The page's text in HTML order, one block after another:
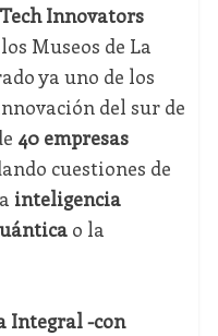
Tech Innovators
Museos de La
ya uno de los
del sur de
40 empresas
cuestiones de
inteligencia
o la
Integral -con